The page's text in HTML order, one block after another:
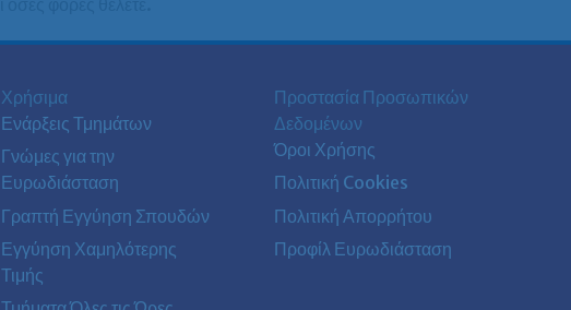
Χρήσιμα
Ενάρξεις Τμημάτων
Γνώμες για την
Ευρωδιάσταση
Γραπτή Εγγύηση Σπουδών
Εγγύηση Χαμηλότερης
Τιμής
Προστασία Προσωπικών
Δεδομένων
Όροι Χρήσης
Πολιτική Cookies
Πολιτική Απορρήτου
Προφίλ Ευρωδιάσταση